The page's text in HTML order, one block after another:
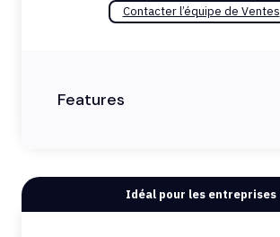
Contacter l’équipe de Ventes
Features
Idéal pour les entreprises